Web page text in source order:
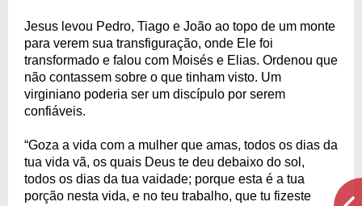
Jesus levou Pedro, Tiago e João ao topo de um monte
para verem sua transfiguração, onde Ele foi
transformado e falou com Moisés e Elias. Ordenou que
não contassem sobre o que tinham visto. Um
virginiano poderia ser um discípulo por serem
confiáveis.
“Goza a vida com a mulher que amas, todos os dias da
tua vida vã, os quais Deus te deu debaixo do sol,
todos os dias da tua vaidade; porque esta é a tua
porção nesta vida, e no teu trabalho, que tu fizeste